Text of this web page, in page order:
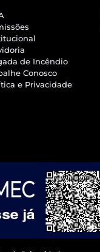
de Incêndio
Conosco
e Privacidade